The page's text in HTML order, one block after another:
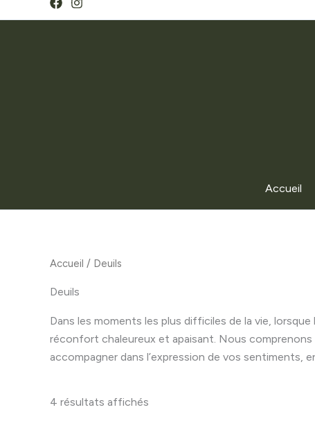
Accueil
Accueil / Deuils
Deuils
Dans les moments les plus difficiles de la vie,
réconfort chaleureux et apaisant. Nous
accompagner dans l’expression de vos
4 résultats affichés